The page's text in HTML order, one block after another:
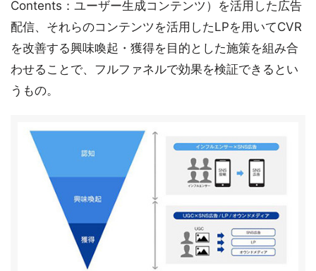
Contents：ユーザー生成コンテンツ）を活用した広告
配信、それらのコンテンツを活用したLPを用いてCVR
を改善する興味喚起・獲得を目的とした施策を組み合
わせることで、フルファネルで効果を検証できるとい
うもの。